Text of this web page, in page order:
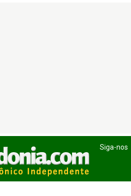
Siga-nos